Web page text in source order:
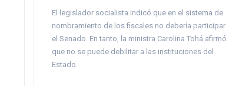
El legislador socialista indicó que en el sistema de
nombramiento de los fiscales no debería participar
el Senado. En tanto, la ministra Carolina Tohá afirmó
que no se puede debilitar a las instituciones del
Estado.